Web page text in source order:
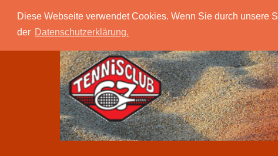
Diese Webseite verwendet Cookies. Wenn Sie durch unsere
der Datenschutzerklärung.
Tc 67 Quierschied Verein Spielbetrieb